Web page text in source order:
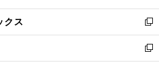
開
く
ウ
で
開
く
ン
ド
ウ
で
開
ウ
ィ
ン
ド
ウ
し
い
ウ
ィ
ン
クス
新
し
い
ウ
新
し